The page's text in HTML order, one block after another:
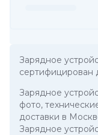
Зарядное
сертифицирован
Зарядное
фото,
доставки в
Зарядное